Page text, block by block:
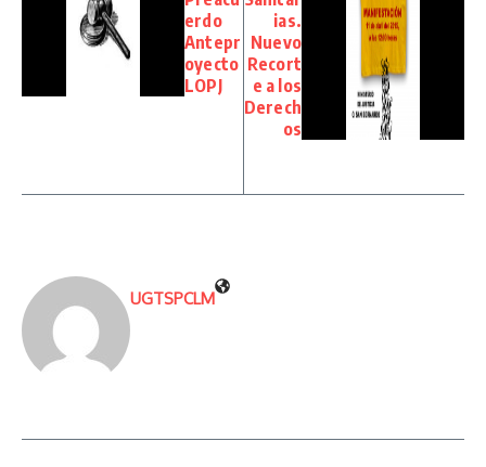
erdo
Antepr
oyecto
LOPJ
ias.
Nuevo
Recort
e a los
Derech
os
UGTSPCLM